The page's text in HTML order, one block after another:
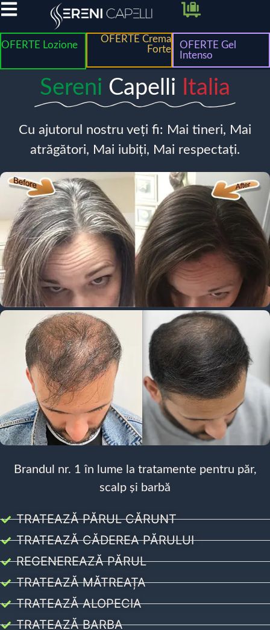
OFERTE Lozione
OFERTE Crema
Forte
OFERTE Gel
Intenso
Sereni Capelli Italia
Cu ajutorul nostru veți fi: Mai tineri, Mai
atrăgători, Mai iubiți, Mai respectați.
Brandul nr. 1 în lume la tratamente pentru păr,
scalp și barbă
TRATEAZĂ PĂRUL CĂRUNT
TRATEAZĂ CĂDEREA PĂRULUI
REGENEREAZĂ PĂRUL
TRATEAZĂ MĂTREAȚA
TRATEAZĂ ALOPECIA
TRATEAZĂ BARBA